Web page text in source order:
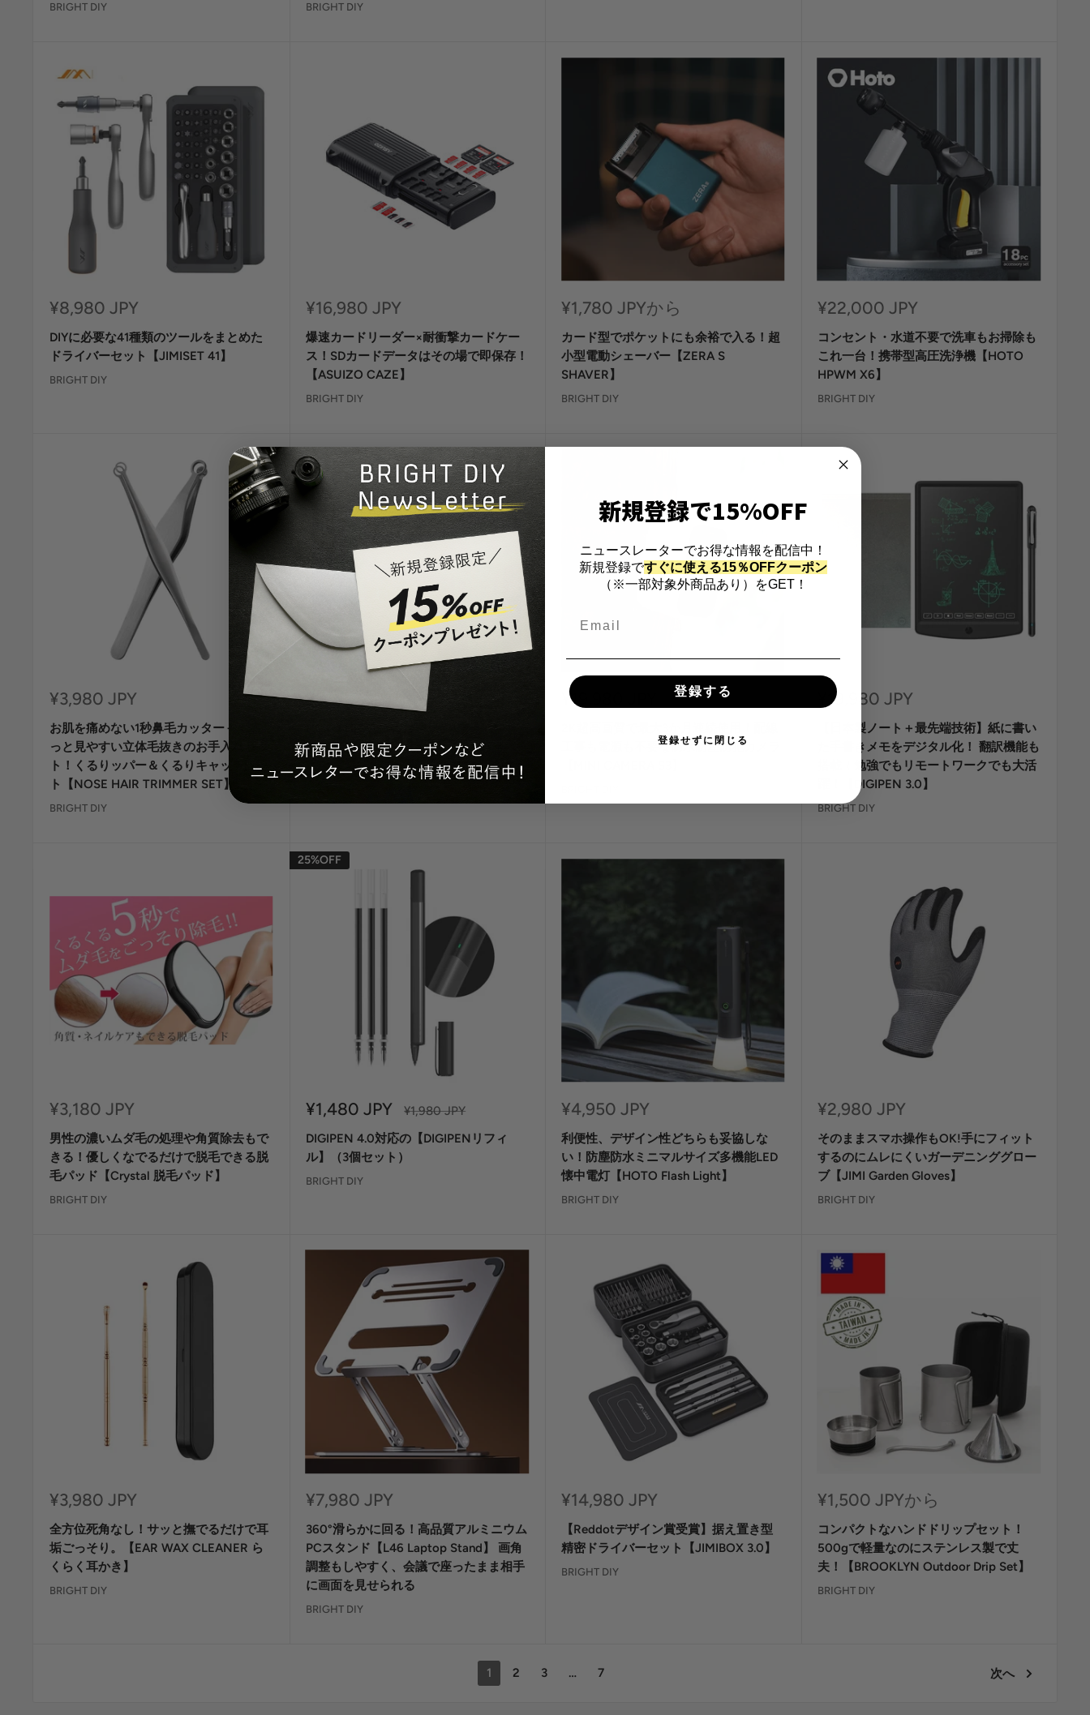
BRIGHT DIY BRIGHT DIY
セ
ル
価
格
¥8,980 JPY
DIYに必要な41種類のツールをまとめた
ドライバーセット【JIMISET 41】
BRIGHT DIY
セ
ル
価
格
¥16,980 JPY
爆速カードリーダー×耐衝撃カードケー
ス！SDカードデータはその場で即保存！
【ASUIZO CAZE】
BRIGHT DIY
セ
ル
価
格
¥1,780 JPYから
カード型でポケットにも余裕で入る！超
小型電動シェーバー【ZERA S
SHAVER】
BRIGHT DIY
セ
ル
価
格
¥22,000 JPY
コンセント・水道不要で洗車もお掃除も
これ一台！携帯型高圧洗浄機【HOTO
HPWM X6】
BRIGHT DIY
セ
ル
価
格
¥3,980 JPY
お肌を痛めない1秒鼻毛カッター＋くる
っと見やすい立体毛抜きのお手入れセッ
ト！くるりッパー＆くるりキャッチセッ
ト【NOSE HAIR TRIMMER SET】
BRIGHT DIY
セ
価
格
¥3,980 JPY
BRIGHT DIY
セ
¥19,980 JPY
工事も電源も不要な防水防塵防犯カメラ
セ
ー
¥19,980 JPY
【日本製ノート＋最先端技術】紙に書い
た手書きメモをデジタル化！ 翻訳機能も
搭載！勉強でもリモートワークでも大活
躍！【DIGIPEN 3.0】
BRIGHT DIY
セ
ル
価
格
¥3,180 JPY
男性の濃いムダ毛の処理や角質除去もで
きる！優しくなでるだけで脱毛できる脱
毛パッド【Crystal 脱毛パッド】
BRIGHT DIY
25%OFF
セ
ル
価
格
¥1,480 JPY
定
¥1,980 JPY
DIGIPEN 4.0対応の【DIGIPENリフィ
ル】（3個セット）
BRIGHT DIY
セ
ル
価
格
¥4,950 JPY
利便性、デザイン性どちらも妥協しな
い！防塵防水ミニマルサイズ多機能LED
懐中電灯【HOTO Flash Light】
BRIGHT DIY
セ
ル
価
格
¥2,980 JPY
そのままスマホ操作もOK!手にフィット
するのにムレにくいガーデニンググロー
ブ【JIMI Garden Gloves】
BRIGHT DIY
セ
ル
価
格
¥3,980 JPY
全方位死角なし！サッと撫でるだけで耳
垢ごっそり。【EAR WAX CLEANER ら
くらく耳かき】
BRIGHT DIY
セ
ル
価
格
¥7,980 JPY
360°滑らかに回る！高品質アルミニウム
PCスタンド【L46 Laptop Stand】 画角
調整もしやすく、会議で座ったまま相手
に画面を見せられる
BRIGHT DIY
セ
ル
価
格
¥14,980 JPY
【Reddotデザイン賞受賞】据え置き型
精密ドライバーセット【JIMIBOX 3.0】
BRIGHT DIY
セ
ル
価
格
¥1,500 JPYから
コンパクトなハンドドリップセット！
500gで軽量なのにステンレス製で丈
夫！【BROOKLYN Outdoor Drip Set】
BRIGHT DIY
1 2 3 … 7 次へ
新規登録で15%OFF
ニュースレーターでお得な情報を配信中！
新規登録ですぐに使える15％OFFクーポン
（※一部対象外商品あり）をGET！
登録する
登録せずに閉じる